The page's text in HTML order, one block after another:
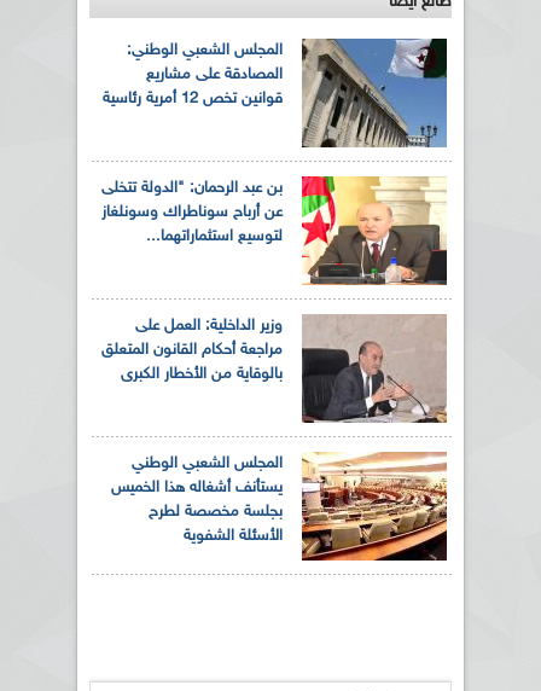
المجلس الشعبي الوطني:
المصادقة على مشاريع
قوانين تخص 12 أمرية رئاسية
بن عبد الرحمان: "الدولة تتخلى
عن أرباح سوناطراك وسونلغاز
لتوسيع استثماراتهما...
وزير الداخلية: العمل على
مراجعة أحكام القانون المتعلق
بالوقاية من الأخطار الكبرى
المجلس الشعبي الوطني
يستأنف أشغاله هذا الخميس
بجلسة مخصصة لطرح
الأسئلة الشفوية